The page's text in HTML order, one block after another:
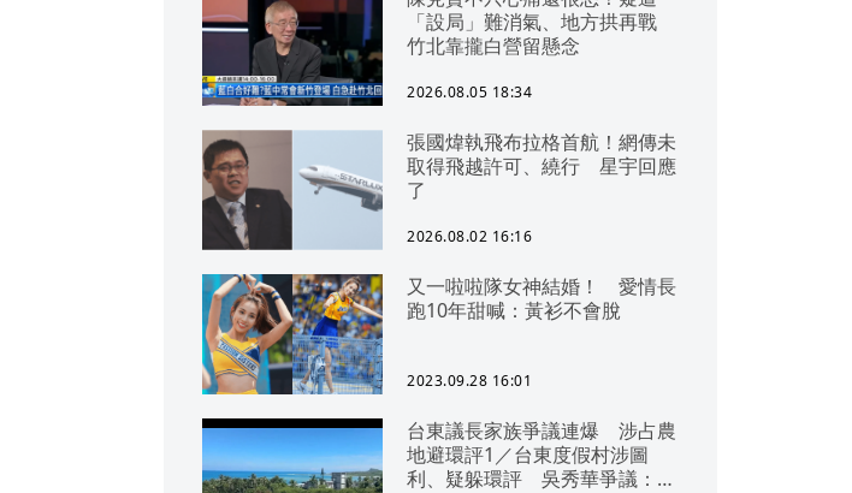
「設局」難消氣、地方拱再戰
竹北靠攏白營留懸念
2026.08.05 18:34
張國煒執飛布拉格首航！網傳未
取得飛越許可、繞行 星宇回應
了
2026.08.02 16:16
又一啦啦隊女神結婚！ 愛情長
跑10年甜喊：黃衫不會脫
2023.09.28 16:01
台東議長家族爭議連爆 涉占農
地避環評1／台東度假村涉圖
利、疑躲環評 吳秀華爭議：概